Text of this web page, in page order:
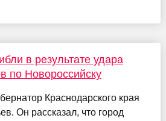
в результате удара
по Новороссийску
Краснодарского края
Он рассказал, что город